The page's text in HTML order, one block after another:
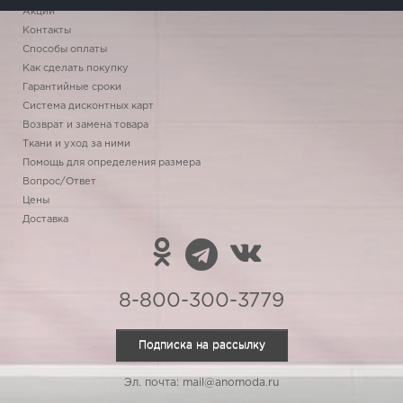
Акции
Контакты
Способы оплаты
Как сделать покупку
Гарантийные сроки
Система дисконтных карт
Возврат и замена товара
Ткани и уход за ними
Помощь для определения размера
Вопрос/Ответ
Цены
Доставка
8-800-300-3779
Подписка на рассылку
Эл. почта: mail@anomoda.ru